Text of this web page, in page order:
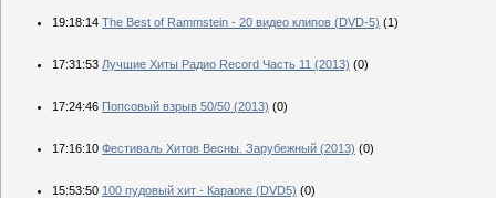
19:18:14 The Best of Rammstein - 20 видео клипов (DVD-5) (1)
17:31:53 Лучшие Хиты Радио Record Часть 11 (2013) (0)
17:24:46 Попсовый взрыв 50/50 (2013) (0)
17:16:10 Фестиваль Хитов Весны. Зарубежный (2013) (0)
15:53:50 100 пудовый хит - Караоке (DVD5) (0)